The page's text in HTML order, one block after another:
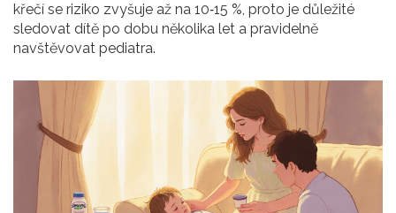
křečí se riziko zvyšuje až na 10‑15 %, proto je důležité
sledovat dítě po dobu několika let a pravidelně
navštěvovat pediatra.